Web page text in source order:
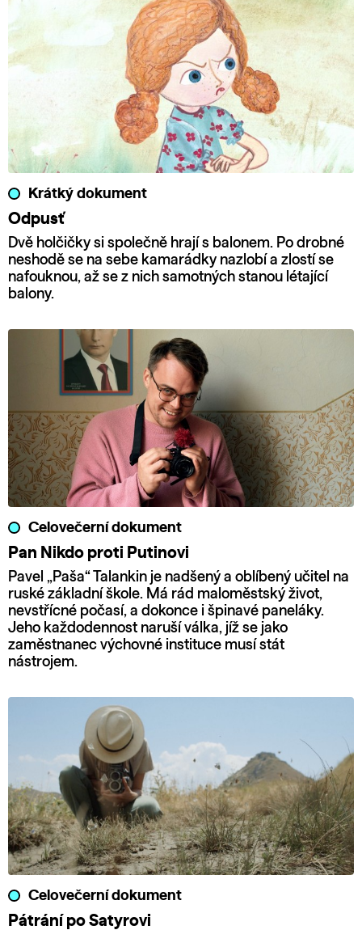
Krátký dokument
Odpusť
Dvě holčičky si společně hrají s balonem. Po drobné
neshodě se na sebe kamarádky nazlobí a zlostí se
nafouknou, až se z nich samotných stanou létající
balony.
Celovečerní dokument
Pan Nikdo proti Putinovi
Pavel „Paša“ Talankin je nadšený a oblíbený učitel na
ruské základní škole. Má rád maloměstský život,
nevstřícné počasí, a dokonce i špinavé paneláky.
Jeho každodennost naruší válka, jíž se jako
zaměstnanec výchovné instituce musí stát
nástrojem.
Celovečerní dokument
Pátrání po Satyrovi